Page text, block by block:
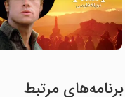
برنامه‌های مرتبط